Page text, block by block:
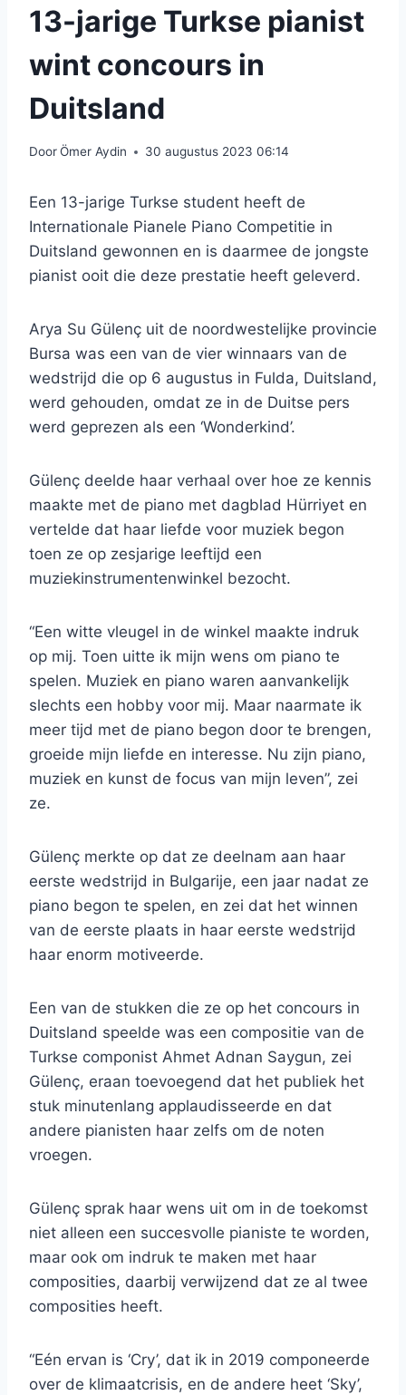
13-jarige Turkse pianist
wint concours in
Duitsland
DoorÖmer Aydin 30 augustus 2023 06:14
Een 13-jarige Turkse student heeft de
Internationale Pianele Piano Competitie in
Duitsland gewonnen en is daarmee de jongste
pianist ooit die deze prestatie heeft geleverd.
Arya Su Gülenç uit de noordwestelijke provincie
Bursa was een van de vier winnaars van de
wedstrijd die op 6 augustus in Fulda, Duitsland,
werd gehouden, omdat ze in de Duitse pers
werd geprezen als een ‘Wonderkind’.
Gülenç deelde haar verhaal over hoe ze kennis
maakte met de piano met dagblad Hürriyet en
vertelde dat haar liefde voor muziek begon
toen ze op zesjarige leeftijd een
muziekinstrumentenwinkel bezocht.
“Een witte vleugel in de winkel maakte indruk
op mij. Toen uitte ik mijn wens om piano te
spelen. Muziek en piano waren aanvankelijk
slechts een hobby voor mij. Maar naarmate ik
meer tijd met de piano begon door te brengen,
groeide mijn liefde en interesse. Nu zijn piano,
muziek en kunst de focus van mijn leven”, zei
ze.
Gülenç merkte op dat ze deelnam aan haar
eerste wedstrijd in Bulgarije, een jaar nadat ze
piano begon te spelen, en zei dat het winnen
van de eerste plaats in haar eerste wedstrijd
haar enorm motiveerde.
Een van de stukken die ze op het concours in
Duitsland speelde was een compositie van de
Turkse componist Ahmet Adnan Saygun, zei
Gülenç, eraan toevoegend dat het publiek het
stuk minutenlang applaudisseerde en dat
andere pianisten haar zelfs om de noten
vroegen.
Gülenç sprak haar wens uit om in de toekomst
niet alleen een succesvolle pianiste te worden,
maar ook om indruk te maken met haar
composities, daarbij verwijzend dat ze al twee
composities heeft.
“Eén ervan is ‘Cry’, dat ik in 2019 componeerde
over de klimaatcrisis, en de andere heet ‘Sky’,